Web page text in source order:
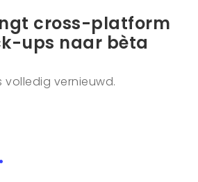
cross-platform
ups naar bèta
volledig vernieuwd.
.